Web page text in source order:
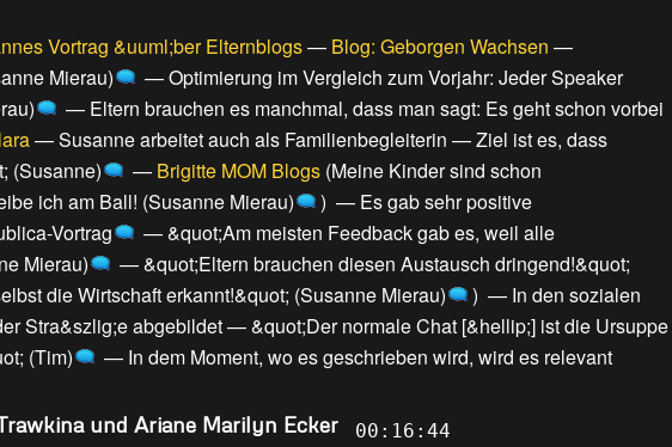
Vortrag &uuml;ber Elternblogs— Blog: Geborgen Wachsen —
Mierau)
—Optimierung im Vergleich zum Vorjahr: Jeder Speaker
— Eltern brauchen es manchmal, dass man sagt: Es geht schon vorbei
—Susanne arbeitet auch als Familienbegleiterin —Ziel ist es, dass
(Susanne)
— Brigitte MOM Blogs (Meine Kinder sind schon
ich am Ball! (Susanne Mierau)
) — Es gab sehr positive
Vortrag
—&quot;Am meisten Feedback gab es, weil alle
Mierau)
—&quot;Eltern brauchen diesen Austausch dringend!&quot;
die Wirtschaft erkannt!&quot; (Susanne Mierau) ) — In den sozialen
Stra&szlig;e abgebildet—&quot;Der normale Chat [&hellip;] ist die Ursuppe
(Tim)
— In dem Moment, wo es geschrieben wird, wird es relevant
und Ariane Marilyn Ecker 00:16:44